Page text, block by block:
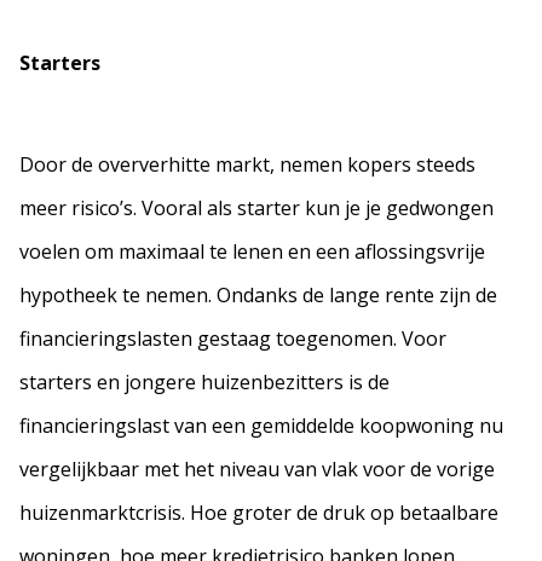
Starters
Door de oververhitte markt, nemen kopers steeds
meer risico’s. Vooral als starter kun je je gedwongen
voelen om maximaal te lenen en een aflossingsvrije
hypotheek te nemen. Ondanks de lange rente zijn de
financieringslasten gestaag toegenomen. Voor
starters en jongere huizenbezitters is de
financieringslast van een gemiddelde koopwoning nu
vergelijkbaar met het niveau van vlak voor de vorige
huizenmarktcrisis. Hoe groter de druk op betaalbare